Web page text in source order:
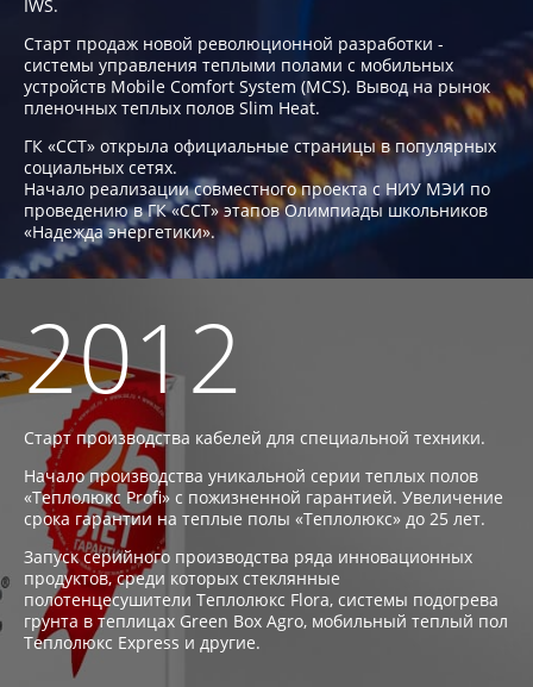
IWS.
Старт продаж новой революционной разработки -
системы управления теплыми полами с мобильных
устройств Mobile Comfort System (MCS). Вывод на рынок
пленочных теплых полов Slim Heat.
ГК «ССТ» открыла официальные страницы в популярных
социальных сетях.
Начало реализации совместного проекта с НИУ МЭИ по
проведению в ГК «ССТ» этапов Олимпиады школьников
«Надежда энергетики».
2012
Старт производства кабелей для специальной техники.
Начало производства уникальной серии теплых полов
«Теплолюкс Profi» с пожизненной гарантией. Увеличение
срока гарантии на теплые полы «Теплолюкс» до 25 лет.
Запуск серийного производства ряда инновационных
продуктов, среди которых стеклянные
полотенцесушители Теплолюкс Flora, системы подогрева
грунта в теплицах Green Box Agro, мобильный теплый пол
Теплолюкс Express и другие.